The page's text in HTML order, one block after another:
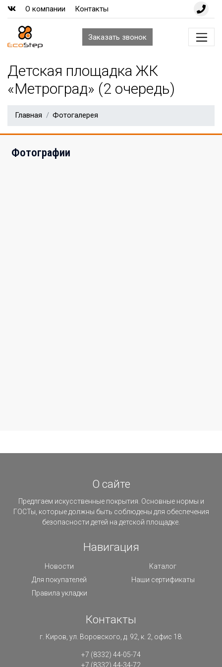
О компании Контакты
Заказать звонок
Детская площадка ЖК
«Метроград» (2 очередь)
Главная Фотогалерея
Фотографии
О сайте
Предлгаем искусственные покрытия. Основные нормы и
ГОСТы, которые должны быть соблюдены для обеспечения
безопасности детей на детской площадке.
Навигация
Новости
Каталог
Для покупателей
Наши сертификаты
Правила укладки
Контакты
г. Киров, ул. Воровского, д. 92, к. 2, офис 18.
+7 (8332) 44-05-74
+7 (8332) 44-34-72